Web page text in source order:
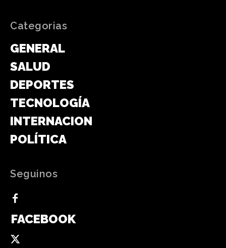
Categorias
GENERAL
SALUD
DEPORTES
TECNOLOGÍA
INTERNACIONAL
POLÍTICA
Seguinos
FACEBOOK